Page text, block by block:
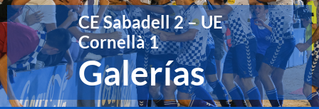
CE Sabadell 2 – UE
Cornellà 1
Galerías